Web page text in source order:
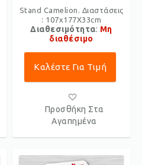
Stand Camelion. Διαστάσεις
: 107x177Χ33cm
Διαθεσιμότητα: Μη
διαθέσιμο
Καλέστε Για Τιμή
Προσθήκη Στα
Αγαπημένα